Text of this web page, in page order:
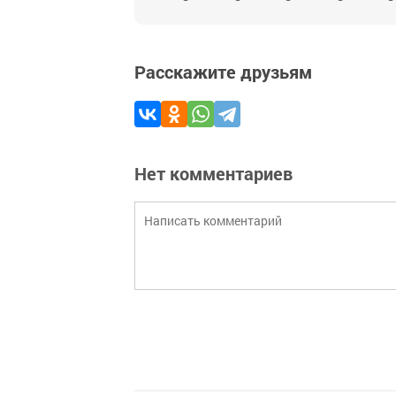
Расскажите друзьям
Нет комментариев